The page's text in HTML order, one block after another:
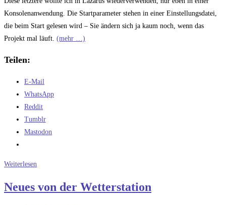
Konsolenanwendung. Die Startparameter stehen in einer Einstellungsdatei,
die beim Start gelesen wird – Sie ändern sich ja kaum noch, wenn das
Projekt mal läuft. (mehr …)
Teilen:
E-Mail
WhatsApp
Reddit
Tumblr
Mastodon
Weiterlesen
durch
Neues von der Wetterstation